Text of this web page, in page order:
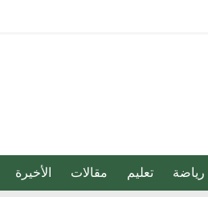
رياضة تعليم مقالات الأخيرة